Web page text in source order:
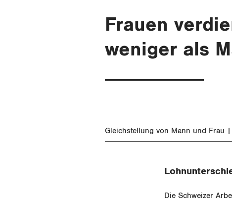
Frauen
weniger als
Gleichstellung von Mann und Frau
Die Schweizer